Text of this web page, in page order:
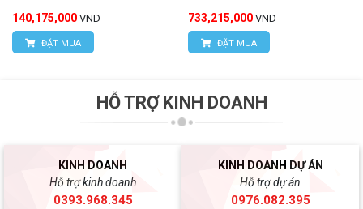
140,175,000 VND
ĐẶT MUA
733,215,000 VND
ĐẶT MUA
HỖ TRỢ KINH DOANH
KINH DOANH
Hỗ trợ kinh doanh
0393.968.345
KINH DOANH DỰ ÁN
Hỗ trợ dự án
0976.082.395